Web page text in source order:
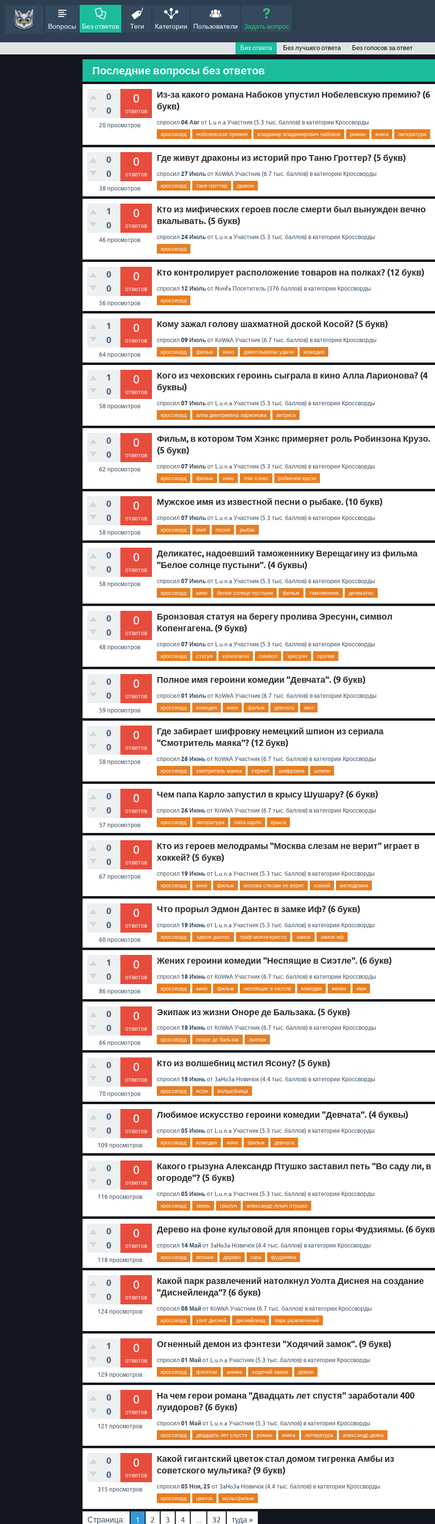
Вопросы Без ответов Теги Категории Пользователи Задать вопрос
Без ответа Без лучшего ответа Без голосов за ответ
Последние вопросы без ответов
0
0
0
ответов
20 просмотров
Из-за какого романа Набоков упустил Нобелевскую премию? (6
букв)
спросил 04 Авг от L.u.n.a Участник (5.3 тыс. баллов) в категории Кроссворды
кроссворд нобелевская премия владимир владимирович набоков роман книга литература
0
0
0
ответов
38 просмотров
Где живут драконы из историй про Таню Гроттер? (5 букв)
спросил 27 Июль от КоWкА Участник (6.7 тыс. баллов) в категории Кроссворды
кроссворд таня гроттер дракон
1
0
0
ответов
46 просмотров
Кто из мифических героев после смерти был вынужден вечно
вкалывать. (5 букв)
спросил 24 Июль от L.u.n.a Участник (5.3 тыс. баллов) в категории Кроссворды
кроссворд
0
0
0
ответов
56 просмотров
Кто контролирует расположение товаров на полках? (12 букв)
спросил 12 Июль от Nimfa Посетитель (376 баллов) в категории Кроссворды
кроссворд
1
0
0
ответов
64 просмотров
Кому зажал голову шахматной доской Косой? (5 букв)
спросил 09 Июль от КоWкА Участник (6.7 тыс. баллов) в категории Кроссворды
кроссворд фильм кино джентльмены удачи комедия
1
0
0
ответов
58 просмотров
Кого из чеховских героинь сыграла в кино Алла Ларионова? (4
буквы)
спросил 07 Июль от L.u.n.a Участник (5.3 тыс. баллов) в категории Кроссворды
кроссворд алла дмитриевна ларионова актриса
0
0
0
ответов
62 просмотров
Фильм, в котором Том Хэнкс примеряет роль Робинзона Крузо.
(5 букв)
спросил 07 Июль от L.u.n.a Участник (5.3 тыс. баллов) в категории Кроссворды
кроссворд фильм кино том хэнкс робинзон крузо
0
0
0
ответов
58 просмотров
Мужское имя из известной песни о рыбаке. (10 букв)
спросил 07 Июль от L.u.n.a Участник (5.3 тыс. баллов) в категории Кроссворды
кроссворд имя песня рыбак
0
0
0
ответов
58 просмотров
Деликатес, надоевший таможеннику Верещагину из фильма
"Белое солнце пустыни". (4 буквы)
спросил 07 Июль от L.u.n.a Участник (5.3 тыс. баллов) в категории Кроссворды
кроссворд кино белое солнце пустыни фильм таможенник деликатес
0
0
0
ответов
48 просмотров
Бронзовая статуя на берегу пролива Эресунн, символ
Копенгагена. (9 букв)
спросил 07 Июль от L.u.n.a Участник (5.3 тыс. баллов) в категории Кроссворды
кроссворд статуя копенгаген символ эресунн пролив
0
0
0
ответов
59 просмотров
Полное имя героини комедии "Девчата". (9 букв)
спросил 01 Июль от КоWкА Участник (6.7 тыс. баллов) в категории Кроссворды
кроссворд комедия кино фильм девчата имя
0
0
0
ответов
58 просмотров
Где забирает шифровку немецкий шпион из сериала
"Смотритель маяка"? (12 букв)
спросил 26 Июнь от КоWкА Участник (6.7 тыс. баллов) в категории Кроссворды
кроссворд смотритель маяка сериал шифровка шпион
0
0
0
ответов
57 просмотров
Чем папа Карло запустил в крысу Шушару? (6 букв)
спросил 26 Июнь от КоWкА Участник (6.7 тыс. баллов) в категории Кроссворды
кроссворд литература папа карло крыса
0
0
0
ответов
67 просмотров
Кто из героев мелодрамы "Москва слезам не верит" играет в
хоккей? (5 букв)
спросил 19 Июнь от L.u.n.a Участник (5.3 тыс. баллов) в категории Кроссворды
кроссворд кино фильм москва слезам не верит хоккей мелодрама
0
0
0
ответов
60 просмотров
Что прорыл Эдмон Дантес в замке Иф? (6 букв)
спросил 19 Июнь от L.u.n.a Участник (5.3 тыс. баллов) в категории Кроссворды
кроссворд эдмон дантес граф монте-кристо замок замок иф
1
0
0
ответов
86 просмотров
Жених героини комедии "Неспящие в Сиэтле". (6 букв)
спросил 18 Июнь от КоWкА Участник (6.7 тыс. баллов) в категории Кроссворды
кроссворд кино фильм неспящие в сиэтле комедия жених имя
0
0
0
ответов
66 просмотров
Экипаж из жизни Оноре де Бальзака. (5 букв)
спросил 18 Июнь от КоWкА Участник (6.7 тыс. баллов) в категории Кроссворды
кроссворд оноре де бальзак экипаж
0
0
0
ответов
70 просмотров
Кто из волшебниц мстил Ясону? (5 букв)
спросил 18 Июнь от 3aHo3a Новичок (4.4 тыс. баллов) в категории Кроссворды
кроссворд ясон волшебница
0
0
0
ответов
109 просмотров
Любимое искусство героини комедии "Девчата". (4 буквы)
спросил 05 Июнь от L.u.n.a Участник (5.3 тыс. баллов) в категории Кроссворды
кроссворд комедия кино фильм девчата
0
0
0
ответов
116 просмотров
Какого грызуна Александр Птушко заставил петь "Во саду ли, в
огороде"? (5 букв)
спросил 05 Июнь от L.u.n.a Участник (5.3 тыс. баллов) в категории Кроссворды
кроссворд зверь грызун александр лукич птушко
0
0
0
ответов
118 просмотров
Дерево на фоне культовой для японцев горы Фудзиямы. (6
спросил 14 Май от 3aHo3a Новичок (4.4 тыс. баллов) в категории Кроссворды
кроссворд япония дерево гора фудзияма
0
0
0
ответов
124просмотров
Какой парк развлечений натолкнул Уолта Диснея на создание
"Диснейленда"? (6 букв)
спросил 08 Май от КоWкА Участник (6.7 тыс. баллов) в категории Кроссворды
кроссворд уолт дисней диснейленд парк развлечений
1
0
0
ответов
129 просмотров
Огненный демон из фэнтези "Ходячий замок". (9 букв)
спросил 01 Май от L.u.n.a Участник (5.3 тыс. баллов) в категории Кроссворды
кроссворд фэнтези аниме ходячий замок демон
0
0
0
ответов
121 просмотров
На чем герои романа "Двадцать лет спустя" заработали 400
луидоров? (6 букв)
спросил 01 Май от L.u.n.a Участник (5.3 тыс. баллов) в категории Кроссворды
кроссворд двадцать лет спустя роман книга литература александр дюма
0
0
0
ответов
315 просмотров
Какой гигантский цветок стал домом тигренка Амбы из
советского мультика? (9 букв)
спросил 05 Ноя, 25 от 3aHo3a Новичок (4.4 тыс. баллов) в категории Кроссворды
кроссворд цветок мультфильм
Страница: 1 2 3 4 32 туда »